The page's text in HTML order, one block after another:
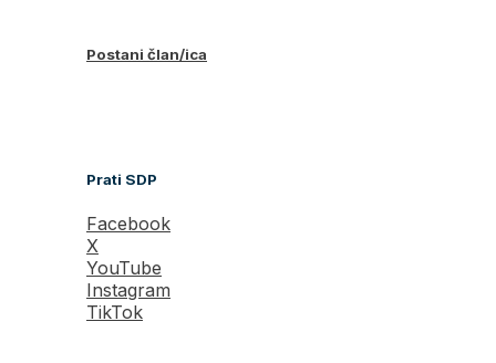
Postani član/ica
Prati SDP
Facebook
X
YouTube
Instagram
TikTok